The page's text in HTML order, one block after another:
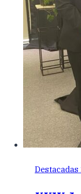
Destacadas